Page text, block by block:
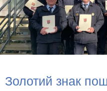
Золотий знак